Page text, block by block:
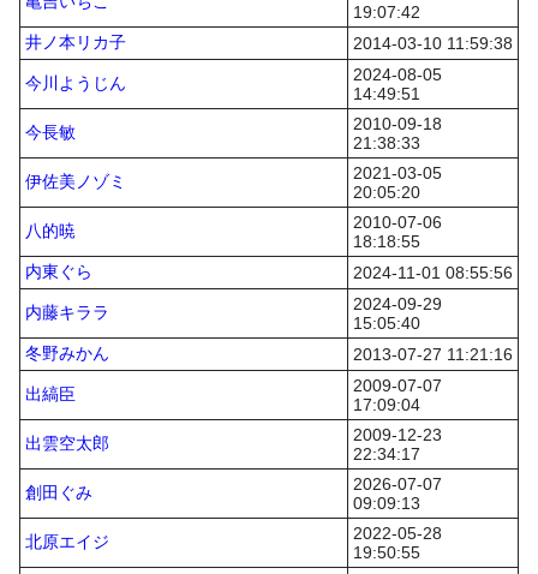
19:07:42
井ノ本リカ子
2014-03-10 11:59:38
今川ようじん
2024-08-05
14:49:51
今長敏
2010-09-18
21:38:33
伊佐美ノゾミ
2021-03-05
20:05:20
八的暁
2010-07-06
18:18:55
内東ぐら
2024-11-01 08:55:56
内藤キララ
2024-09-29
15:05:40
冬野みかん
2013-07-27 11:21:16
出縞臣
2009-07-07
17:09:04
出雲空太郎
2009-12-23
22:34:17
創田ぐみ
2026-07-07
09:09:13
北原エイジ
2022-05-28
19:50:55